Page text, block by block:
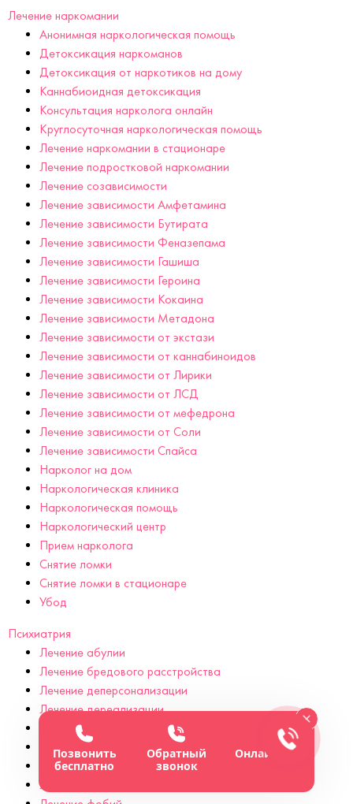
Позвонить
бесплатно
Обратный
звонок
Онлайн-чат
Лечение наркомании
Анонимная наркологическая помощь
Детоксикация наркоманов
Детоксикация от наркотиков на дому
Каннабиоидная детоксикация
Консультация нарколога онлайн
Круглосуточная наркологическая помощь
Лечение наркомании в стационаре
Лечение подростковой наркомании
Лечение созависимости
Лечение зависимости Амфетамина
Лечение зависимости Бутирата
Лечение зависимости Феназепама
Лечение зависимости Гашиша
Лечение зависимости Героина
Лечение зависимости Кокаина
Лечение зависимости Метадона
Лечение зависимости от экстази
Лечение зависимости от каннабиноидов
Лечение зависимости от Лирики
Лечение зависимости от ЛСД
Лечение зависимости от мефедрона
Лечение зависимости от Соли
Лечение зависимости Спайса
Нарколог на дом
Наркологическая клиника
Наркологическая помощь
Наркологический центр
Прием нарколога
Снятие ломки
Снятие ломки в стационаре
Убод
Психиатрия
Лечение абулии
Лечение бредового расстройства
Лечение деперсонализации
Лечение дереализации
Лечение детского невроза
Лечение дромомании
Лечение энкопреза
Лечение эпилепсии